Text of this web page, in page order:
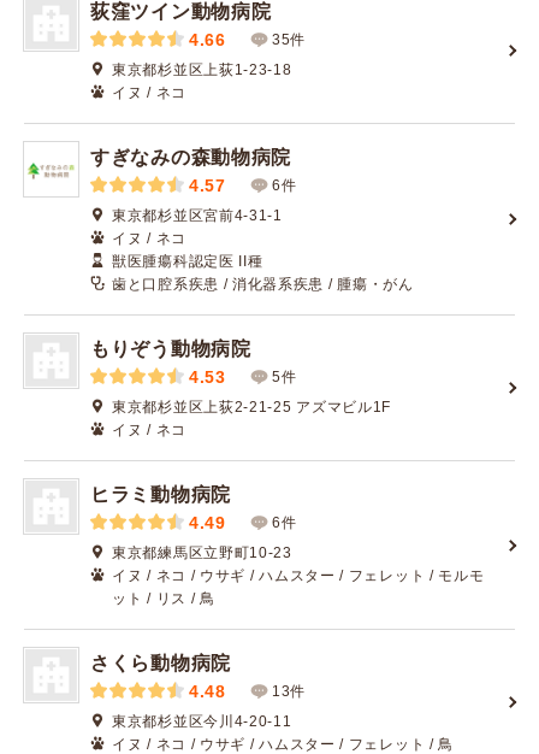
荻窪ツイン動物病院
4.66
35件
東京都杉並区上荻1-23-18
イヌ / ネコ
すぎなみの森動物病院
4.57
6件
東京都杉並区宮前4-31-1
イヌ / ネコ
獣医腫瘍科認定医 II種
歯と口腔系疾患 / 消化器系疾患 / 腫瘍・がん
もりぞう動物病院
4.53
5件
東京都杉並区上荻2-21-25 アズマビル1F
イヌ / ネコ
ヒラミ動物病院
4.49
6件
東京都練馬区立野町10-23
イヌ / ネコ / ウサギ / ハムスター / フェレット / モルモ
ット / リス / 鳥
さくら動物病院
4.48
13件
東京都杉並区今川4-20-11
イヌ / ネコ / ウサギ / ハムスター / フェレット / 鳥